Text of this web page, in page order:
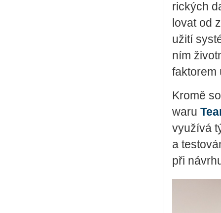
ric­kých
lo­vat od
u­ži­tí
ním
fak­to­rem
Kromě
wa­ru
vy­u­ží­vá
a
při